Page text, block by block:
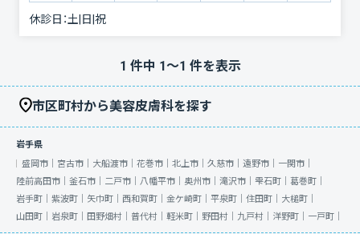
休診日：土|日|祝
1 件中 1〜1 件を表示
市区町村から美容皮膚科を探す
岩手県
盛岡市｜ 宮古市｜ 大船渡市｜ 花巻市｜ 北上市｜ 久慈市｜ 遠野市｜ 一関市｜
陸前高田市｜ 釜石市｜ 二戸市｜ 八幡平市｜ 奥州市｜ 滝沢市｜ 雫石町｜ 葛巻町｜
岩手町｜ 紫波町｜ 矢巾町｜ 西和賀町｜ 金ケ崎町｜ 平泉町｜ 住田町｜ 大槌町｜
山田町｜ 岩泉町｜ 田野畑村｜ 普代村｜ 軽米町｜ 野田村｜ 九戸村｜ 洋野町｜ 一戸町｜